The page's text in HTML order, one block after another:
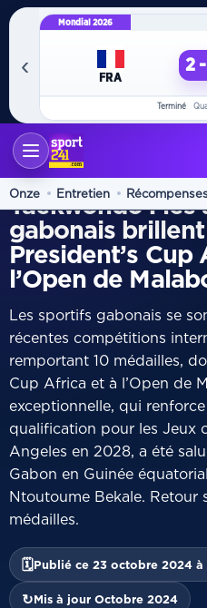
‹
Mondial 2026
FRA
2
Terminé
Onze Entretien
ACCUEIL
MOISSON
Taekwondo : les
gabonais brillent
President’s Cup
l’Open de
Les sportifs gabonais se
récentes compétitions
remportant 10 médailles,
Cup Africa et à l’Open de
exceptionnelle, qui
qualification pour les Jeux
Angeles en 2028, a été
Gabon en Guinée
Ntoutoume Bekale. Retour
médailles.
🗓Publié ce 23 octobre 2024 à
↻Mis à jour Octobre 2024